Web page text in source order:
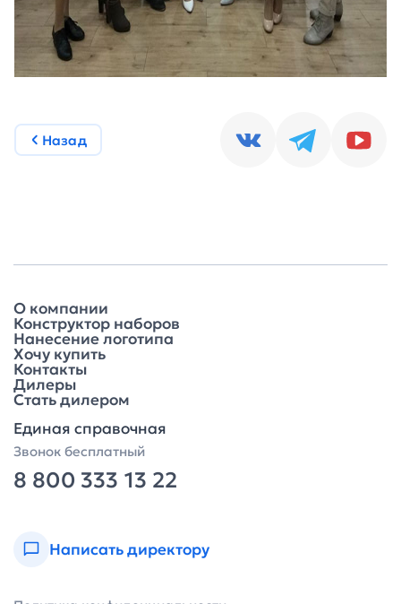
Назад
О компании
Конструктор наборов
Нанесение логотипа
Хочу купить
Контакты
Дилеры
Стать дилером
Единая справочная
Звонок бесплатный
8 800 333 13 22
Написать директору